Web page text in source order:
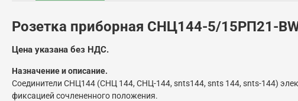
Розетка приборная СНЦ144-5/15РП21-
Цена указана без НДС.
Назначение и описание.
Соединители СНЦ144 (СНЦ 144, СНЦ-144, snts144, snts 144, snts-144)
фиксацией сочлененного положения.